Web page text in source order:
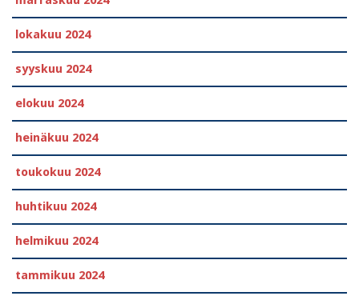
lokakuu 2024
syyskuu 2024
elokuu 2024
heinäkuu 2024
toukokuu 2024
huhtikuu 2024
helmikuu 2024
tammikuu 2024